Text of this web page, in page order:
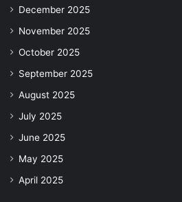
December 2025
November 2025
October 2025
September 2025
August 2025
July 2025
June 2025
May 2025
April 2025